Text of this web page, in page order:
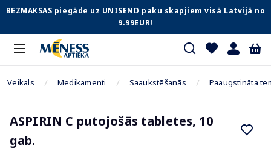
BEZMAKSAS piegāde uz UNISEND paku skapjiem visā Latvijā no
9.99EUR!
Veikals Medikamenti Saaukstēšanās Paaugstināta
ASPIRIN C putojošās tabletes, 10
gab.